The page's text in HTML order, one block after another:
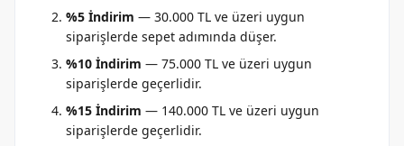
%5 İndirim — 30.000 TL ve üzeri uygun
siparişlerde sepet adımında düşer.
%10 İndirim — 75.000 TL ve üzeri uygun
siparişlerde geçerlidir.
%15 İndirim — 140.000 TL ve üzeri uygun
siparişlerde geçerlidir.